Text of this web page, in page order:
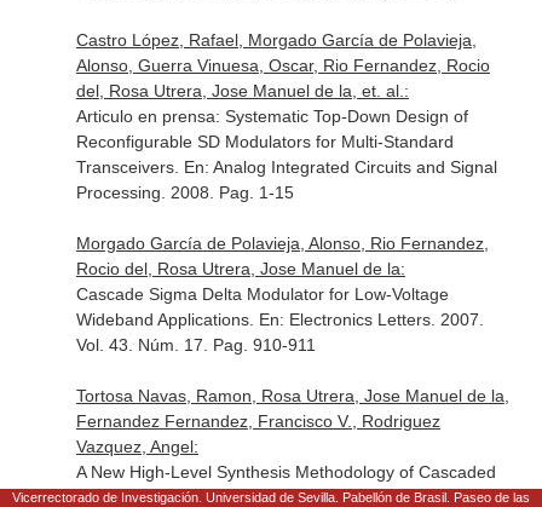
Castro López, Rafael, Morgado García de Polavieja,
Alonso, Guerra Vinuesa, Oscar, Rio Fernandez, Rocio
del, Rosa Utrera, Jose Manuel de la, et. al.:
Articulo en prensa: Systematic Top-Down Design of
Reconfigurable SD Modulators for Multi-Standard
Transceivers. En: Analog Integrated Circuits and Signal
Processing . 2008. Pag. 1-15
Morgado García de Polavieja, Alonso, Rio Fernandez,
Rocio del, Rosa Utrera, Jose Manuel de la:
Cascade Sigma Delta Modulator for Low-Voltage
Wideband Applications. En: Electronics Letters. 2007.
Vol. 43. Núm. 17. Pag. 910-911
Tortosa Navas, Ramon, Rosa Utrera, Jose Manuel de la,
Fernandez Fernandez, Francisco V., Rodriguez
Vazquez, Angel:
A New High-Level Synthesis Methodology of Cascaded
Continuous-Time Sigma Delta Modulators.En: IEEE
Vicerrectorado de Investigación. Universidad de Sevilla. Pabellón de Brasil. Paseo de las